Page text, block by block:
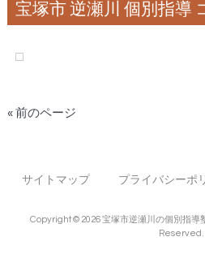
宝塚市 逆瀬川 個別指導
« 前のページ
サイトマップ プライバシーポ
Copyright © 2026 宝塚市逆瀬川の個別指導
Reserved.